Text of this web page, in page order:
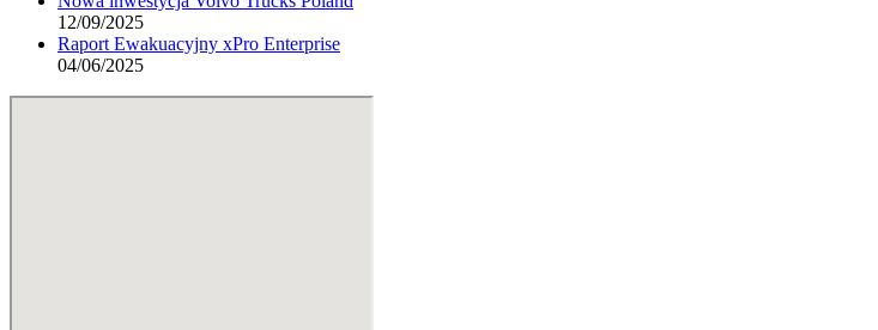
12/09/2025
Raport Ewakuacyjny xPro Enterprise
04/06/2025